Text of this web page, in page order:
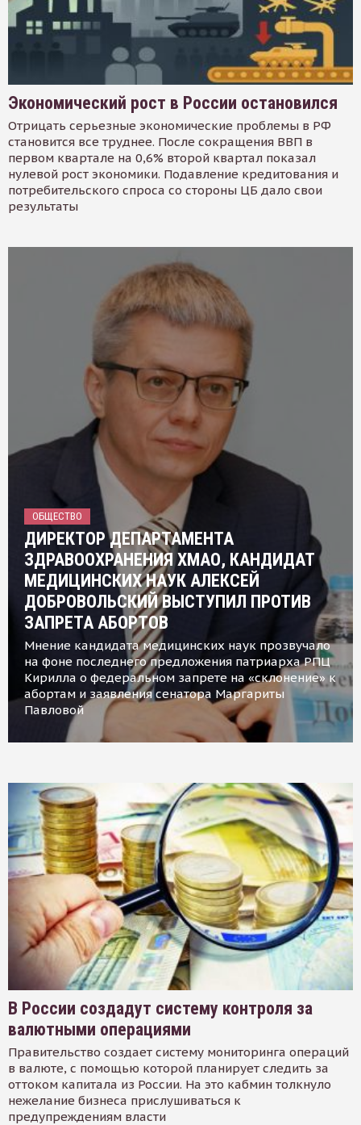
Экономический рост в России остановился
Отрицать серьезные экономические проблемы в РФ
становится все труднее. После сокращения ВВП в
первом квартале на 0,6% второй квартал показал
нулевой рост экономики. Подавление кредитования и
потребительского спроса со стороны ЦБ дало свои
результаты
ОБЩЕСТВО
ДИРЕКТОР ДЕПАРТАМЕНТА
ЗДРАВООХРАНЕНИЯ ХМАО, КАНДИДАТ
МЕДИЦИНСКИХ НАУК АЛЕКСЕЙ
ДОБРОВОЛЬСКИЙ ВЫСТУПИЛ ПРОТИВ
ЗАПРЕТА АБОРТОВ
Мнение кандидата медицинских наук прозвучало
на фоне последнего предложения патриарха РПЦ
Кирилла о федеральном запрете на «склонение» к
абортам и заявления сенатора Маргариты
Павловой
В России создадут систему контроля за
валютными операциями
Правительство создает систему мониторинга операций
в валюте, с помощью которой планирует следить за
оттоком капитала из России. На это кабмин толкнуло
нежелание бизнеса прислушиваться к
предупреждениям власти